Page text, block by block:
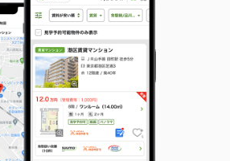
1K
日３丁目
13万円
熊本県熊本市西区春日３丁目
積 54.53m²
1SLDK